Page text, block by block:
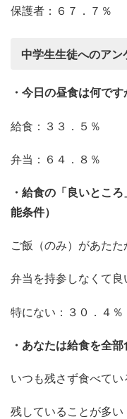
保護者：６７．７％
中学生生徒へのアン
・今日の昼食は何です
給食：３３．５％
弁当：６４．８％
・給食の「良いとこ
能条件）
ご飯（のみ）があた
弁当を持参しなくて良
特にない：３０．４％
・あなたは給食を全
いつも残さず食べてい
残していることが多い